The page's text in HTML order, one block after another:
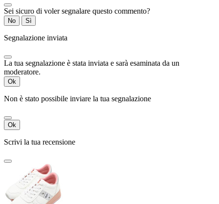
Sei sicuro di voler segnalare questo commento?
No Sì
Segnalazione inviata
La tua segnalazione è stata inviata e sarà esaminata da un
moderatore.
Ok
Non è stato possibile inviare la tua segnalazione
Ok
Scrivi la tua recensione